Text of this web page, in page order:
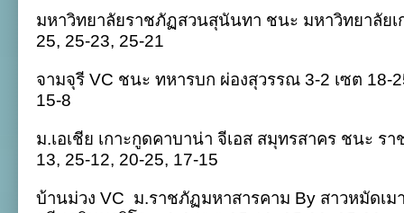
มหาวิทยาลัยราชภัฏสวนสุนันทา ชนะ มหาวิทยาลัยเ
25, 25-23, 25-21
จามจุรี VC ชนะ ทหารบก ผ่องสุวรรณ 3-2 เซต 18-
15-8
ม.เอเชีย เกาะกูดคาบาน่า จีเอส สมุทรสาคร ชนะ ร
13, 25-12, 20-25, 17-15
บ้านม่วง VC ม.ราชภัฏมหาสารคาม By สาวหมัดเ